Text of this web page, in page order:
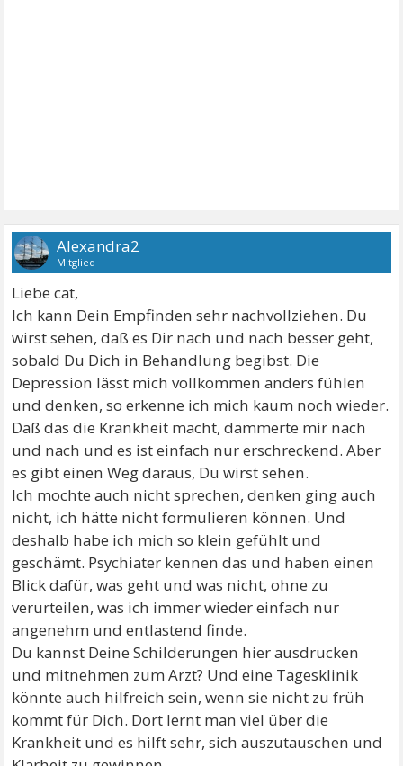
Alexandra2
Mitglied
Liebe cat,
Ich kann Dein Empfinden sehr nachvollziehen. Du
wirst sehen, daß es Dir nach und nach besser geht,
sobald Du Dich in Behandlung begibst. Die
Depression lässt mich vollkommen anders fühlen
und denken, so erkenne ich mich kaum noch wieder.
Daß das die Krankheit macht, dämmerte mir nach
und nach und es ist einfach nur erschreckend. Aber
es gibt einen Weg daraus, Du wirst sehen.
Ich mochte auch nicht sprechen, denken ging auch
nicht, ich hätte nicht formulieren können. Und
deshalb habe ich mich so klein gefühlt und
geschämt. Psychiater kennen das und haben einen
Blick dafür, was geht und was nicht, ohne zu
verurteilen, was ich immer wieder einfach nur
angenehm und entlastend finde.
Du kannst Deine Schilderungen hier ausdrucken
und mitnehmen zum Arzt? Und eine Tagesklinik
könnte auch hilfreich sein, wenn sie nicht zu früh
kommt für Dich. Dort lernt man viel über die
Krankheit und es hilft sehr, sich auszutauschen und